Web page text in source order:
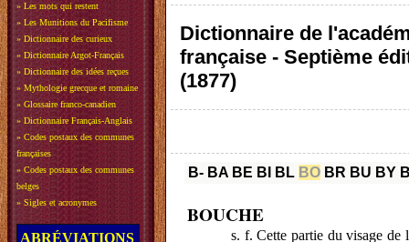
» Les mots qui restent
» Les Munitions du Pacifisme
» Dictionnaire des curieux
» Dictionnaire Argot-Français
» Dictionnaire des idées reçues
» Mythologie grecque et romaine
» Glossaire franco-canadien
» Dictionnaire Français-Anglais
» Codes postaux des communes
françaises
» Codes postaux des communes
belges
» Sigles et acronymes
ABRÉVIATIONS
Dictionnaire de
française - Septième
(1877)
B- BA BE BI BL BO BR BU BY
BOUCHE
s. f. Cette partie du visage